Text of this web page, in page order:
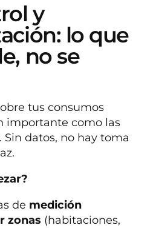
y
lo que
no se
tus consumos
importante como las
datos, no hay toma
de medición
zonas (habitaciones,